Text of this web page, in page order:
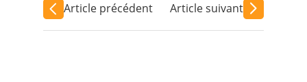
Article précédent Article suivant